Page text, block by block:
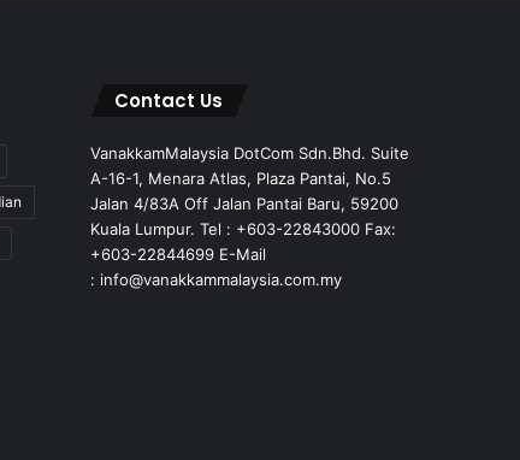
Contact Us
VanakkamMalaysia DotCom Sdn.Bhd. Suite
A-16-1, Menara Atlas, Plaza Pantai, No.5
Jalan 4/83A Off Jalan Pantai Baru, 59200
Kuala Lumpur. Tel : +603-22843000 Fax:
+603-22844699 E-Mail
: info@vanakkammalaysia.com.my